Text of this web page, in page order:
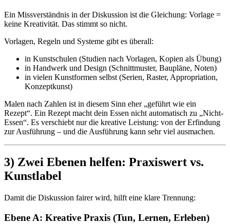
Ein Missverständnis in der Diskussion ist die Gleichung: Vorlage =
keine Kreativität. Das stimmt so nicht.
Vorlagen, Regeln und Systeme gibt es überall:
in Kunstschulen (Studien nach Vorlagen, Kopien als Übung)
in Handwerk und Design (Schnittmuster, Baupläne, Noten)
in vielen Kunstformen selbst (Serien, Raster, Appropriation,
Konzeptkunst)
Malen nach Zahlen ist in diesem Sinn eher „geführt wie ein
Rezept“. Ein Rezept macht dein Essen nicht automatisch zu „Nicht-
Essen“. Es verschiebt nur die kreative Leistung: von der Erfindung
zur Ausführung – und die Ausführung kann sehr viel ausmachen.
3) Zwei Ebenen helfen: Praxiswert vs.
Kunstlabel
Damit die Diskussion fairer wird, hilft eine klare Trennung:
Ebene A: Kreative Praxis (Tun, Lernen, Erleben)